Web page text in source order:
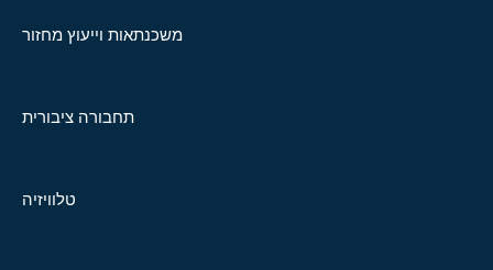
משכנתאות וייעוץ מחזור
תחבורה ציבורית
טלוויזיה